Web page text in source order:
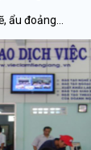
ẩu đoảng…